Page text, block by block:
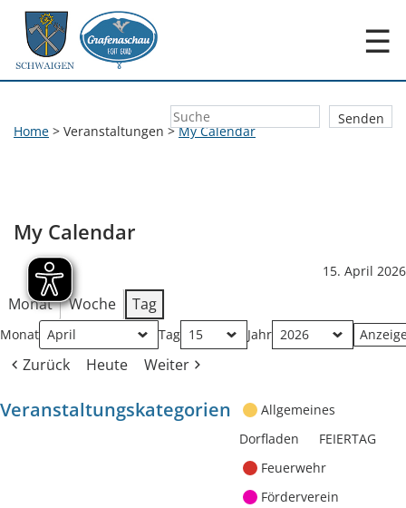
☰
Home > Veranstaltungen >My Calendar
My Calendar
15. April 2026
Monat Woche Tag
Monat Tag Jahr
Zurück Heute Weiter
Veranstaltungskategorien
Allgemeines
Dorfladen
FEIERTAG
Feuerwehr
Förderverein